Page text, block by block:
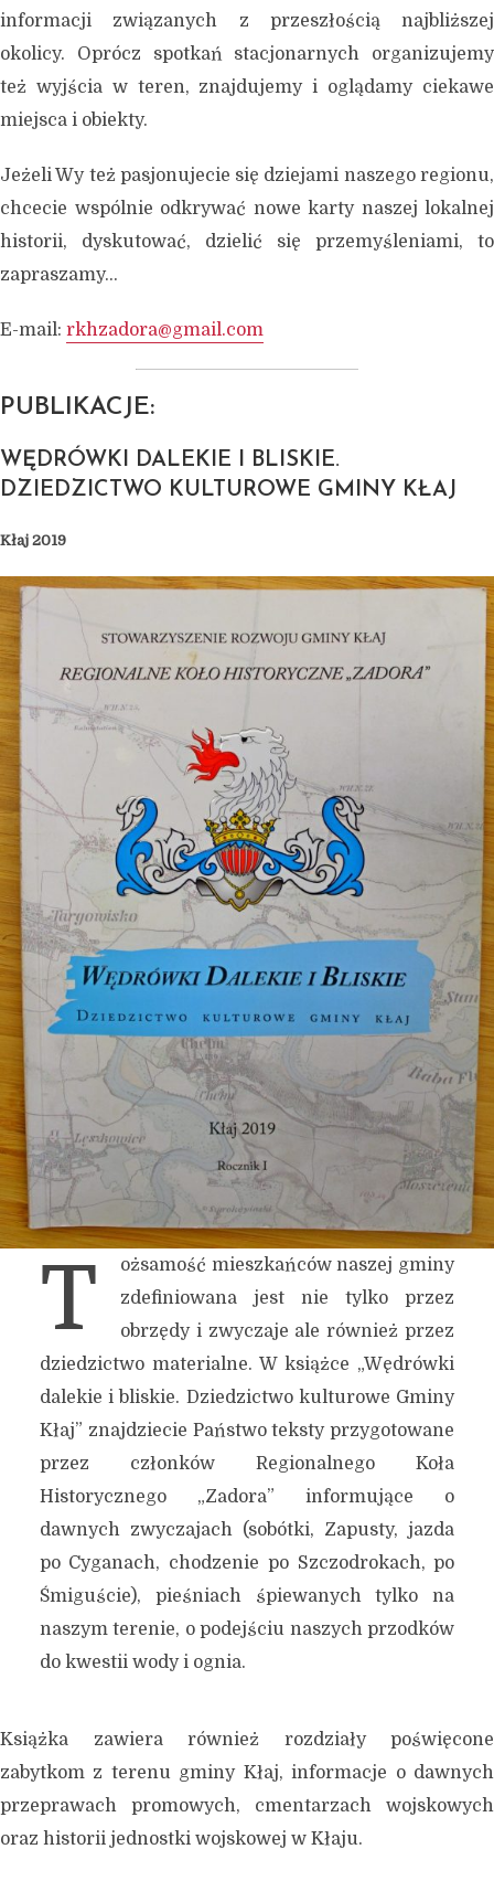
informacji związanych z przeszłością najbliższej
okolicy. Oprócz spotkań stacjonarnych organizujemy
też wyjścia w teren, znajdujemy i oglądamy ciekawe
miejsca i obiekty.
Jeżeli Wy też pasjonujecie się dziejami naszego regionu,
chcecie wspólnie odkrywać nowe karty naszej lokalnej
historii, dyskutować, dzielić się przemyśleniami, to
zapraszamy…
E-mail: rkhzadora@gmail.com
PUBLIKACJE:
WĘDRÓWKI DALEKIE I BLISKIE.
DZIEDZICTWO KULTUROWE GMINY KŁAJ
Kłaj 2019
T
ożsamość mieszkańców naszej gminy
zdefiniowana jest nie tylko przez
obrzędy i zwyczaje ale również przez
dziedzictwo materialne. W książce „Wędrówki
dalekie i bliskie. Dziedzictwo kulturowe Gminy
Kłaj” znajdziecie Państwo teksty przygotowane
przez członków Regionalnego Koła
Historycznego „Zadora” informujące o
dawnych zwyczajach (sobótki, Zapusty, jazda
po Cyganach, chodzenie po Szczodrokach, po
Śmiguście), pieśniach śpiewanych tylko na
naszym terenie, o podejściu naszych przodków
do kwestii wody i ognia.
Książka zawiera również rozdziały poświęcone
zabytkom z terenu gminy Kłaj, informacje o dawnych
przeprawach promowych, cmentarzach wojskowych
oraz historii jednostki wojskowej w Kłaju.